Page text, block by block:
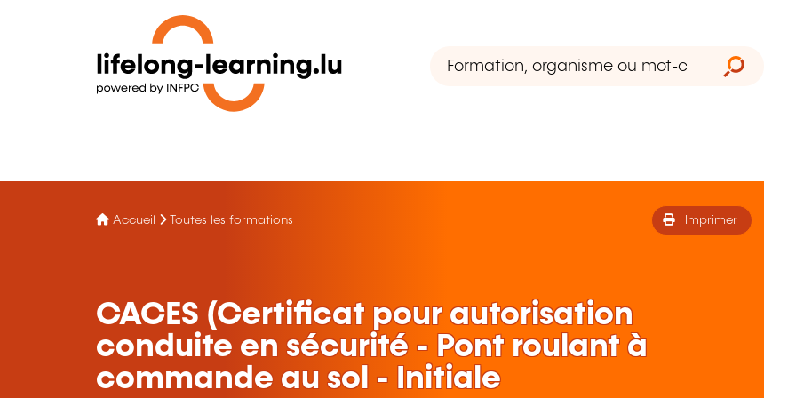
Accueil Toutes les formations Imprimer
CACES (Certificat pour autorisation
conduite en sécurité - Pont roulant à
commande au sol - Initiale